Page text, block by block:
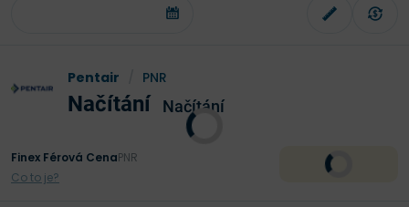
Pentair PNR
Načítání Načítání
Finex Férová CenaPNR
Co to je?